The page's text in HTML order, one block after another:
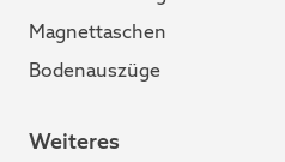
Magnettaschen
Bodenauszüge
Weiteres